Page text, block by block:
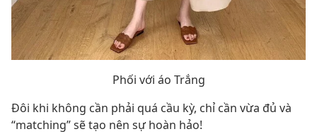
Phối với áo Trắng
Đôi khi không cần phải quá cầu kỳ, chỉ cần vừa đủ và
“matching” sẽ tạo nên sự hoàn hảo!